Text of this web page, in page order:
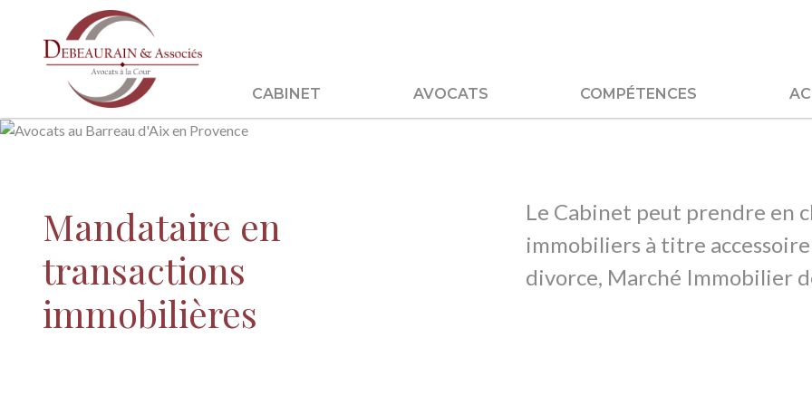
CABINET AVOCATS COMPÉTENCES
Mandataire en
transactions
immobilières
Le Cabinet peut prendre en
immobiliers à titre accessoire
divorce, Marché Immobilier